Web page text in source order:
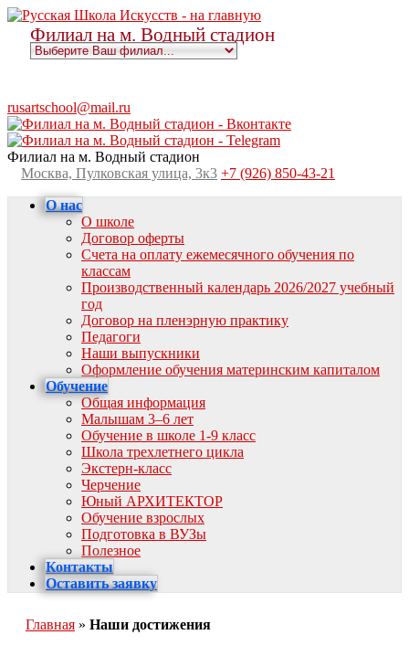
Филиал на м. Водный стадион
rusartschool@mail.ru
Филиал на м. Водный стадион
Москва, Пулковская улица, 3к3 +7 (926) 850-43-21
О нас
О школе
Договор оферты
Счета на оплату ежемесячного обучения по
классам
Производственный календарь 2026/2027 учебный
год
Договор на пленэрную практику
Педагоги
Наши выпускники
Оформление обучения материнским капиталом
Обучение
Общая информация
Малышам 3–6 лет
Обучение в школе 1-9 класс
Школа трехлетнего цикла
Экстерн-класс
Черчение
Юный АРХИТЕКТОР
Обучение взрослых
Подготовка в ВУЗы
Полезное
Контакты
Оставить заявку
Главная » Наши достижения